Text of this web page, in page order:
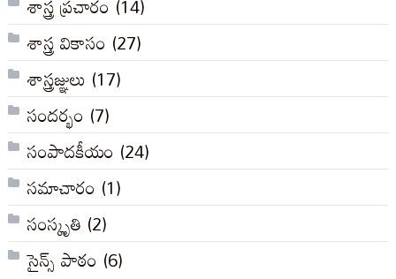
శాస్త్ర వికాసం (27)
శాస్త్రజ్ఞులు (17)
సందర్భం (7)
సంపాదకీయం (24)
సమాచారం (1)
సంస్కృతి (2)
సైన్స్ పాఠం (6)